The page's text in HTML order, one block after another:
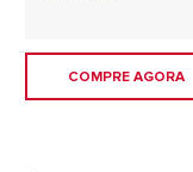
COMPRE AGORA